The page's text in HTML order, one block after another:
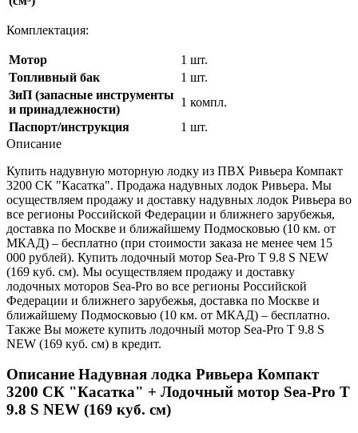
Комплектация:
Мотор
1 шт.
Топливный бак
1 шт.
ЗиП (запасные инструменты
и принадлежности)
1 компл.
Паспорт/инструкция
1 шт.
Описание
Купить надувную моторную лодку из ПВХ Ривьера Компакт
3200 СК "Касатка". Продажа надувных лодок Ривьера. Мы
осуществляем продажу и доставку надувных лодок Ривьера во
все регионы Российской Федерации и ближнего зарубежья,
доставка по Москве и ближайшему Подмосковью (10 км. от
МКАД) – бесплатно (при стоимости заказа не менее чем 15
000 рублей). Купить лодочный мотор Sea-Pro T 9.8 S NEW
(169 куб. см). Мы осуществляем продажу и доставку
лодочных моторов Sea-Pro во все регионы Российской
Федерации и ближнего зарубежья, доставка по Москве и
ближайшему Подмосковью (10 км. от МКАД) – бесплатно.
Также Вы можете купить лодочный мотор Sea-Pro T 9.8 S
NEW (169 куб. см) в кредит.
Описание Надувная лодка Ривьера Компакт
3200 СК "Касатка" + Лодочный мотор Sea-Pro T
9.8 S NEW (169 куб. см)